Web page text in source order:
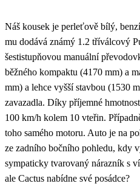
Náš kousek je perleťově bílý,
mu dodává známý 1.2 tříválcový
šestistupňovou manuální
běžného kompaktu (4170 mm) a
mm) a lehce vyšší stavbou (1530
zavazadla. Díky příjemné
100 km/h kolem 10 vteřin.
toho samého motoru. Auto je na
ze zadního bočního pohledu, kdy
sympaticky tvarovaný nárazník s
ale Cactus nabídne své posádce?